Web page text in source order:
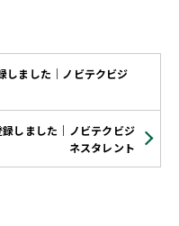
ました｜ノビテクビジ
しました｜ノビテクビジ
ネスタレント